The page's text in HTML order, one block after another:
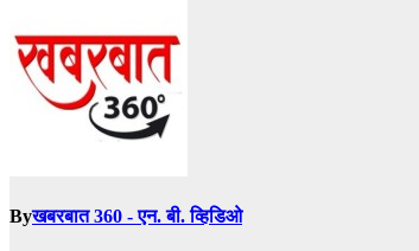
Byखबरबात 360 - एन. बी. व्हिडिओ